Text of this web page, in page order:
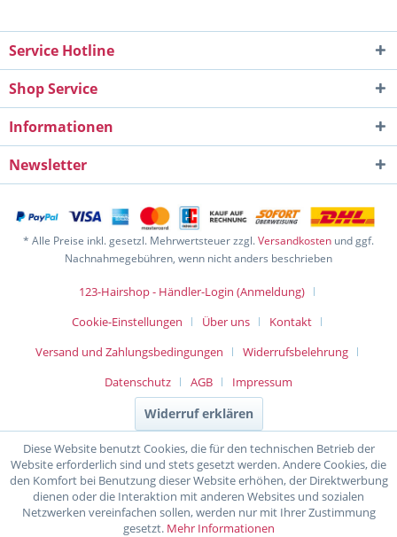
Service Hotline
Shop Service
Informationen
Newsletter
* Alle Preise inkl. gesetzl. Mehrwertsteuer zzgl.Versandkosten und ggf.
Nachnahmegebühren, wenn nicht anders beschrieben
123-Hairshop - Händler-Login (Anmeldung)
Cookie-Einstellungen
Über uns
Kontakt
Versand und Zahlungsbedingungen
Widerrufsbelehrung
Datenschutz
AGB Impressum
Widerruf erklären
Diese Website benutzt Cookies, die für den technischen Betrieb der
Website erforderlich sind und stets gesetzt werden. Andere Cookies, die
den Komfort bei Benutzung dieser Website erhöhen, der Direktwerbung
dienen oder die Interaktion mit anderen Websites und sozialen
Netzwerken vereinfachen sollen, werden nur mit Ihrer Zustimmung
gesetzt. Mehr Informationen